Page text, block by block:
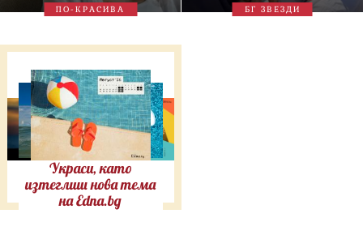
ПО-КРАСИВА БГ ЗВЕЗДИ
Украси, като
изтеглиш нова тема
на Edna.bg